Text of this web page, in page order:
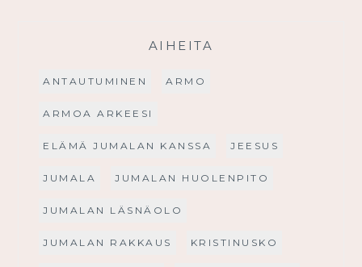
AIHEITA
ANTAUTUMINEN ARMO
ARMOA ARKEESI
ELÄMÄ JUMALAN KANSSA JEESUS
JUMALA JUMALAN HUOLENPITO
JUMALAN LÄSNÄOLO
JUMALAN RAKKAUS KRISTINUSKO